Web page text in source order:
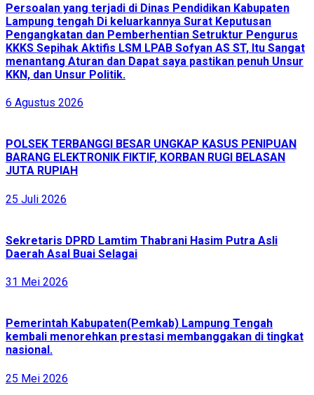
Persoalan yang terjadi di Dinas Pendidikan Kabupaten
Lampung tengah Di keluarkannya Surat Keputusan
Pengangkatan dan Pemberhentian Setruktur Pengurus
KKKS Sepihak Aktifis LSM LPAB Sofyan AS ST, Itu Sangat
menantang Aturan dan Dapat saya pastikan penuh Unsur
KKN, dan Unsur Politik.
6 Agustus 2026
POLSEK TERBANGGI BESAR UNGKAP KASUS PENIPUAN
BARANG ELEKTRONIK FIKTIF, KORBAN RUGI BELASAN
JUTA RUPIAH
25 Juli 2026
Sekretaris DPRD Lamtim Thabrani Hasim Putra Asli
Daerah Asal Buai Selagai
31 Mei 2026
Pemerintah Kabupaten(Pemkab) Lampung Tengah
kembali menorehkan prestasi membanggakan di tingkat
nasional.
25 Mei 2026